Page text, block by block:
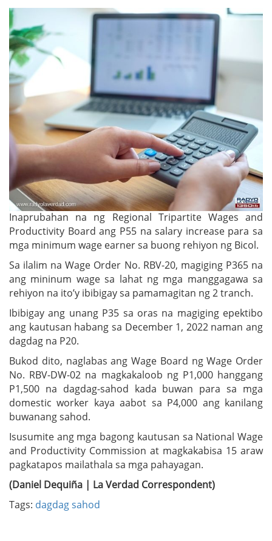
Inaprubahan na ng Regional Tripartite Wages and
Productivity Board ang P55 na salary increase para sa
mga minimum wage earner sa buong rehiyon ng Bicol.
Sa ilalim na Wage Order No. RBV-20, magiging P365 na
ang mininum wage sa lahat ng mga manggagawa sa
rehiyon na ito’y ibibigay sa pamamagitan ng 2 tranch.
Ibibigay ang unang P35 sa oras na magiging epektibo
ang kautusan habang sa December 1, 2022 naman ang
dagdag na P20.
Bukod dito, naglabas ang Wage Board ng Wage Order
No. RBV-DW-02 na magkakaloob ng P1,000 hanggang
P1,500 na dagdag-sahod kada buwan para sa mga
domestic worker kaya aabot sa P4,000 ang kanilang
buwanang sahod.
Isusumite ang mga bagong kautusan sa National Wage
and Productivity Commission at magkakabisa 15 araw
pagkatapos mailathala sa mga pahayagan.
(Daniel Dequiña | La Verdad Correspondent)
Tags: dagdag sahod